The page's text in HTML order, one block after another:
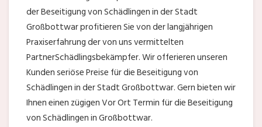
der Beseitigung von Schädlingen in der Stadt
Großbottwar profitieren Sie von der langjährigen
Praxiserfahrung der von uns vermittelten
PartnerSchädlingsbekämpfer. Wir offerieren unseren
Kunden seriöse Preise für die Beseitigung von
Schädlingen in der Stadt Großbottwar. Gern bieten wir
Ihnen einen zügigen Vor Ort Termin für die Beseitigung
von Schädlingen in Großbottwar.